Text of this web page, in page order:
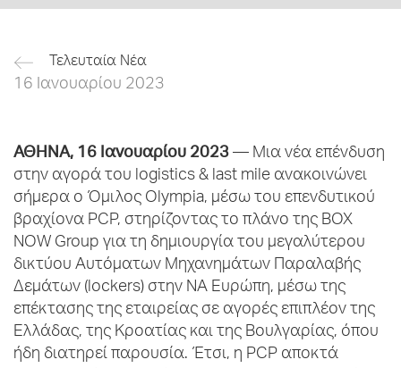
Τελευταία Νέα
16 Ιανουαρίου 2023
ΑΘΗΝΑ, 16 Ιανουαρίου 2023 — Μια νέα επένδυση
στην αγορά του logistics & last mile ανακοινώνει
σήμερα ο Όμιλος Olympia, μέσω του επενδυτικού
βραχίονα PCP, στηρίζοντας το πλάνο της BOX
NOW Group για τη δημιουργία του μεγαλύτερου
δικτύου Αυτόματων Μηχανημάτων Παραλαβής
Δεμάτων (lockers) στην ΝΑ Ευρώπη, μέσω της
επέκτασης της εταιρείας σε αγορές επιπλέον της
Ελλάδας, της Κροατίας και της Βουλγαρίας, όπου
ήδη διατηρεί παρουσία. Έτσι, η PCP αποκτά